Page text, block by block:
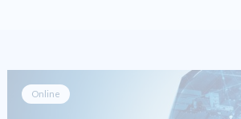
Online